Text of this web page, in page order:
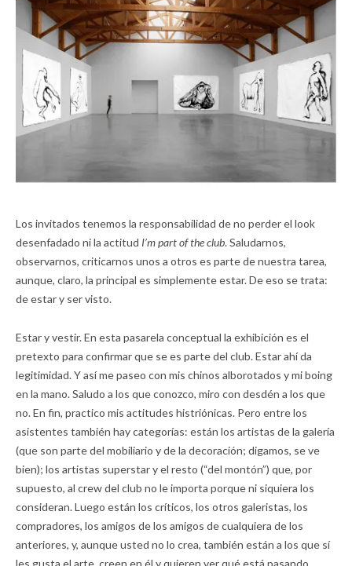
Los invitados tenemos la responsabilidad de no perder el look
desenfadado ni la actitud I’m part of the club. Saludarnos,
observarnos, criticarnos unos a otros es parte de nuestra tarea,
aunque, claro, la principal es simplemente estar. De eso se trata:
de estar y ser visto.
Estar y vestir. En esta pasarela conceptual la exhibición es el
pretexto para confirmar que se es parte del club. Estar ahí da
legitimidad. Y así me paseo con mis chinos alborotados y mi boing
en la mano. Saludo a los que conozco, miro con desdén a los que
no. En fin, practico mis actitudes histriónicas. Pero entre los
asistentes también hay categorías: están los artistas de la galería
(que son parte del mobiliario y de la decoración; digamos, se ve
bien); los artistas superstar y el resto (“del montón”) que, por
supuesto, al crew del club no le importa porque ni siquiera los
consideran. Luego están los críticos, los otros galeristas, los
compradores, los amigos de los amigos de cualquiera de los
anteriores, y, aunque usted no lo crea, también están a los que sí
les gusta el arte, creen en él y quieren ver qué está pasando.